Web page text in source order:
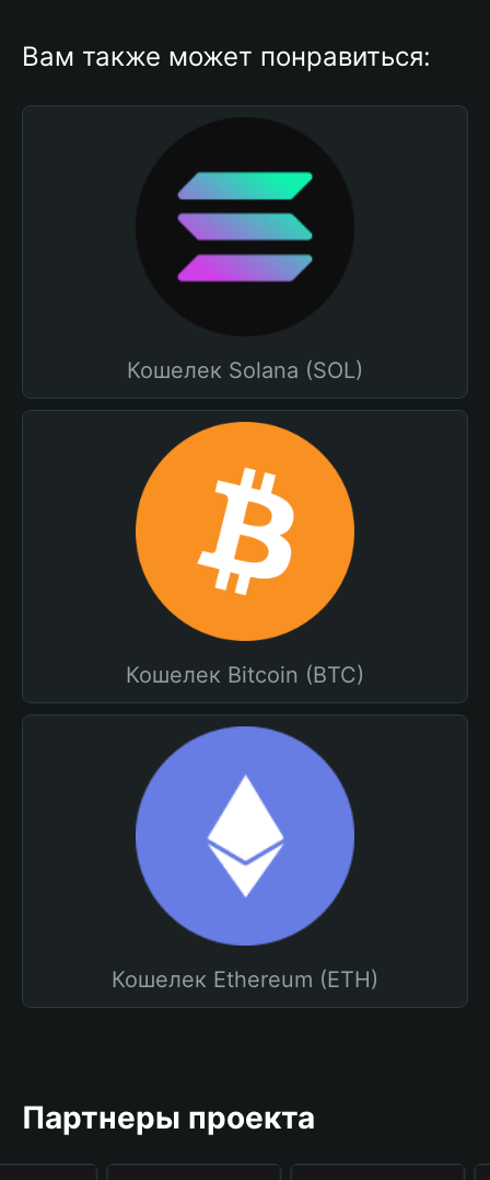
Вам также может понравиться:
Кошелек Solana (SOL)
Кошелек Bitcoin (BTC)
Кошелек Ethereum (ETH)
Партнеры проекта